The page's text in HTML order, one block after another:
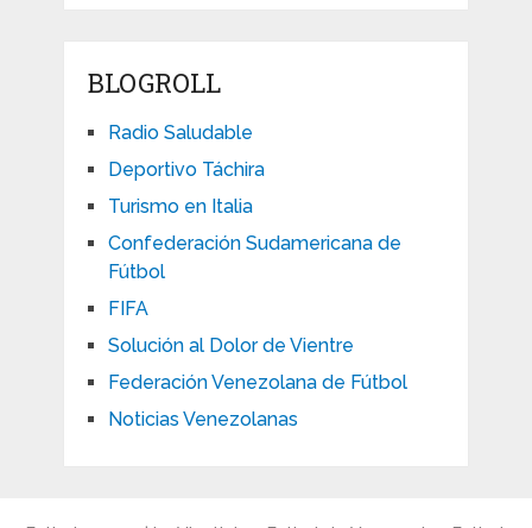
BLOGROLL
Radio Saludable
Deportivo Táchira
Turismo en Italia
Confederación Sudamericana de
Fútbol
FIFA
Solución al Dolor de Vientre
Federación Venezolana de Fútbol
Noticias Venezolanas